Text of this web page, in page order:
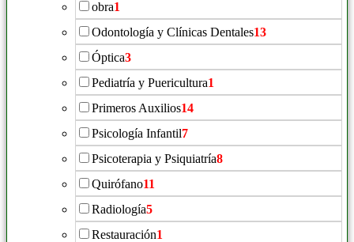
obra1
Odontología y Clínicas Dentales13
Óptica3
Pediatría y Puericultura1
Primeros Auxilios14
Psicología Infantil7
Psicoterapia y Psiquiatría8
Quirófano11
Radiología5
Restauración1